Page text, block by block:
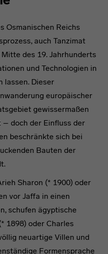
Osmanischen Reichs
auch Tanzimat
des 19. Jahrhunderts
und Technologien in
lassen. Dieser
europäischer
gewissermaßen
doch der Einfluss der
beschränkte sich bei
Bauten der
Sharon (* 1900) oder
vor Jaffa in einen
schufen ägyptische
1898) oder Charles
neuartige Villen und
Formensprache